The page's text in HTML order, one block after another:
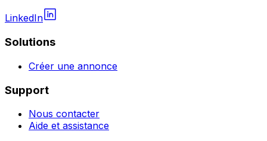
LinkedIn
Solutions
Créer une annonce
Support
Nous contacter
Aide et assistance